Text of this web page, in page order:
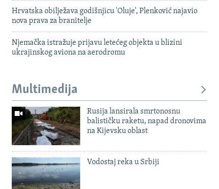
Hrvatska obilježava godišnjicu 'Oluje', Plenković najavio
nova prava za branitelje
Njemačka istražuje prijavu letećeg objekta u blizini
ukrajinskog aviona na aerodromu
Multimedija
Rusija lansirala smrtonosnu
balističku raketu, napad dronovima
na Kijevsku oblast
Vodostaj reka u Srbiji